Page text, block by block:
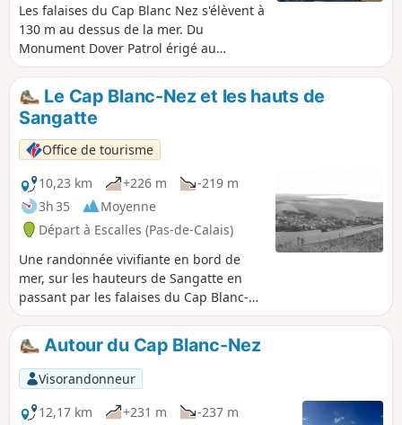
Les falaises du Cap Blanc Nez s'élèvent à
130 m au dessus de la mer. Du
Monument Dover Patrol érigé au
sommet du cap, la vue est imprenable
sur le Cap Gris Nez et la Baie de Wissant
d'un côté, Calais de l'autre avec en face
les côtes anglaises.
Le Cap Blanc-Nez et les hauts de
Sangatte
Office de tourisme
10,23 km
+226 m
-219 m
3h 35
Moyenne
Départ à Escalles (Pas-de-Calais)
Une randonnée vivifiante en bord de
mer, sur les hauteurs de Sangatte en
passant par les falaises du Cap Blanc-
Nez. Une balade mêlant nature et
culture, en un lieu labellisé Grand Site
de France depuis 2011. De nombreux
vestiges de la seconde guerre mondiale
témoignent du passé, au milieu d'un
paysage à couper le souffle.
Autour du Cap Blanc-Nez
Visorandonneur
12,17 km
+231 m
-237 m